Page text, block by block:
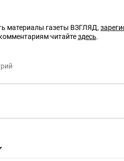
материалы газеты ВЗГЛЯД,
читайтездесь.